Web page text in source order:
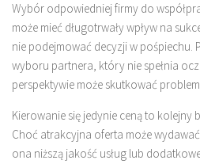
Wybór odpowiedniej firmy do
może mieć długotrwały wpływ na
nie podejmować decyzji w pośpiechu.
wyboru partnera, który nie spełnia
perspektywie może skutkować
Kierowanie się jedynie ceną to kolejny
Choć atrakcyjna oferta może
ona niższą jakość usług lub